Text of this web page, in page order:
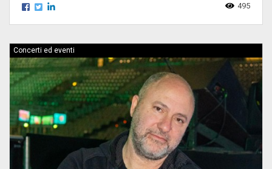
495
Concerti ed eventi